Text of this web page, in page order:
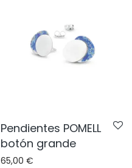
Pendientes POMELL
botón grande
65,00 €